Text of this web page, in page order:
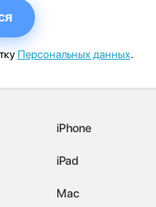
Персональных данных.
iPhone
iPad
Mac